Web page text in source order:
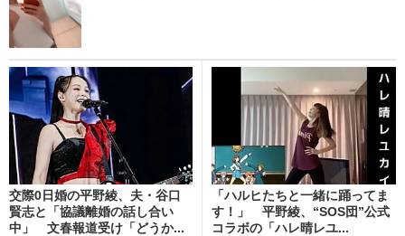
交際0日婚の平野綾、夫・谷口
賢志と「協議離婚の話し合い
中」 文春報道受け「どうか...
「ハルヒたちと一緒に踊ってま
す！」 平野綾、“SOS団”公式
コラボの「ハレ晴レユ...